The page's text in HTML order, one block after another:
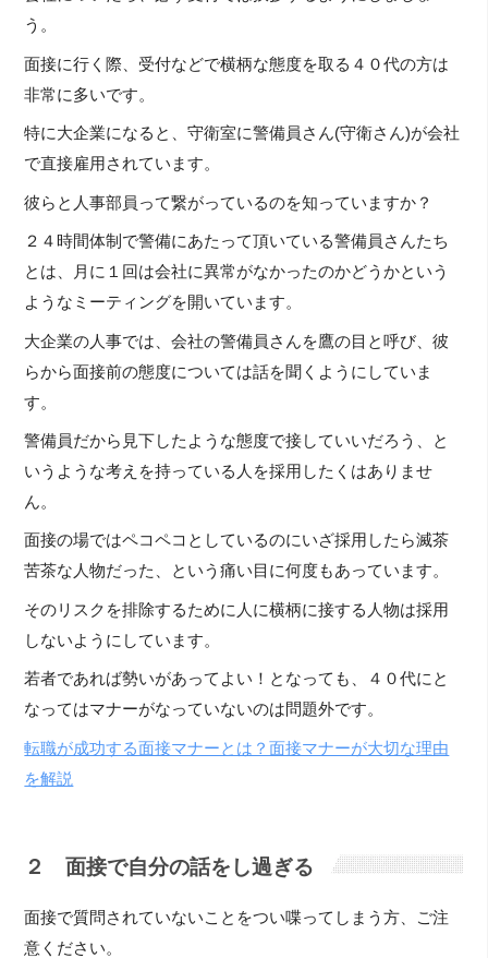
う。
面接に行く際、受付などで横柄な態度を取る４０代の方は
非常に多いです。
特に大企業になると、守衛室に警備員さん(守衛さん)が会社
で直接雇用されています。
彼らと人事部員って繋がっているのを知っていますか？
２４時間体制で警備にあたって頂いている警備員さんたち
とは、月に１回は会社に異常がなかったのかどうかという
ようなミーティングを開いています。
大企業の人事では、会社の警備員さんを鷹の目と呼び、彼
らから面接前の態度については話を聞くようにしていま
す。
警備員だから見下したような態度で接していいだろう、と
いうような考えを持っている人を採用したくはありませ
ん。
面接の場ではペコペコとしているのにいざ採用したら滅茶
苦茶な人物だった、という痛い目に何度もあっています。
そのリスクを排除するために人に横柄に接する人物は採用
しないようにしています。
若者であれば勢いがあってよい！となっても、４０代にと
なってはマナーがなっていないのは問題外です。
転職が成功する面接マナーとは？面接マナーが大切な理由
を解説
２ 面接で自分の話をし過ぎる
面接で質問されていないことをつい喋ってしまう方、ご注
意ください。